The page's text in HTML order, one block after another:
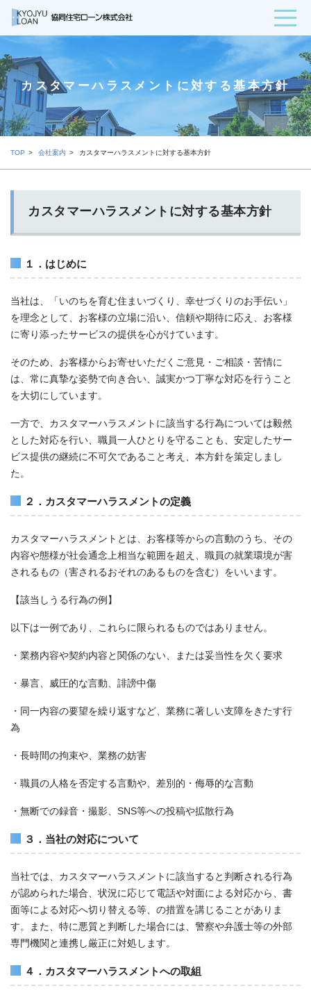
カスタマーハラスメントに対する基本方針
TOP 会社案内 カスタマーハラスメントに対する基本方針
カスタマーハラスメントに対する基本方針
１．はじめに
当社は、「いのちを育む住まいづくり、幸せづくりのお手伝い」
を理念として、お客様の立場に沿い、信頼や期待に応え、お客様
に寄り添ったサービスの提供を心がけています。
そのため、お客様からお寄せいただくご意見・ご相談・苦情に
は、常に真摯な姿勢で向き合い、誠実かつ丁寧な対応を行うこと
を大切にしています。
一方で、カスタマーハラスメントに該当する行為については毅然
とした対応を行い、職員一人ひとりを守ることも、安定したサー
ビス提供の継続に不可欠であること考え、本方針を策定しまし
た。
２．カスタマーハラスメントの定義
カスタマーハラスメントとは、お客様等からの言動のうち、その
内容や態様が社会通念上相当な範囲を超え、職員の就業環境が害
されるもの（害されるおそれのあるものを含む）をいいます。
【該当しうる行為の例】
以下は一例であり、これらに限られるものではありません。
・業務内容や契約内容と関係のない、または妥当性を欠く要求
・暴言、威圧的な言動、誹謗中傷
・同一内容の要望を繰り返すなど、業務に著しい支障をきたす行
為
・長時間の拘束や、業務の妨害
・職員の人格を否定する言動や、差別的・侮辱的な言動
・無断での録音・撮影、SNS等への投稿や拡散行為
３．当社の対応について
当社では、カスタマーハラスメントに該当すると判断される行為
が認められた場合、状況に応じて電話や対面による対応から、書
面等による対応へ切り替える等、の措置を講じることがありま
す。また、特に悪質と判断した場合には、警察や弁護士等の外部
専門機関と連携し厳正に対処します。
４．カスタマーハラスメントへの取組